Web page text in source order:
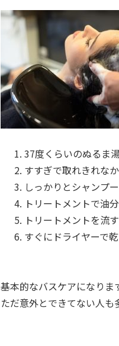
37度くらいのぬるま
すすぎで取れきれな
しっかりとシャンプ
トリートメントで油
トリートメントを流す
すぐにドライヤーで
基本的なバスケアになりま
ただ意外とできてない人も